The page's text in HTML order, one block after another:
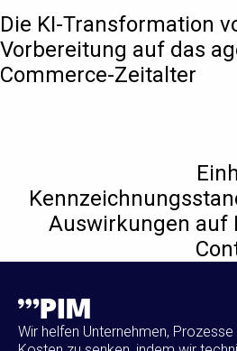
Auswirkungen auf
Die KI-Transformation
Vorbereitung auf das
Commerce-Zeitalter
Wir helfen Unternehmen,